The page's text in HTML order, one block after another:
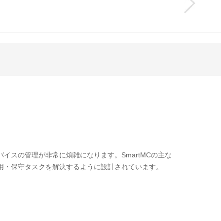
スの管理が非常に煩雑になります。SmartMCの主な
保守タスクを解決するように設計されています。